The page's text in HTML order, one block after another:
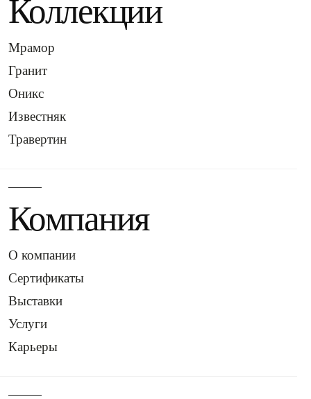
Мрамор
Гранит
Оникс
Известняк
Травертин
Компания
О компании
Сертификаты
Выставки
Услуги
Карьеры